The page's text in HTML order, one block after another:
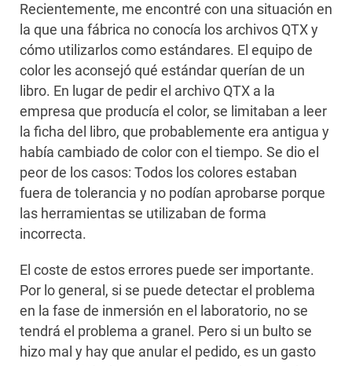
Recientemente, me encontré con una situación en
la que una fábrica no conocía los archivos QTX y
cómo utilizarlos como estándares. El equipo de
color les aconsejó qué estándar querían de un
libro. En lugar de pedir el archivo QTX a la
empresa que producía el color, se limitaban a leer
la ficha del libro, que probablemente era antigua y
había cambiado de color con el tiempo. Se dio el
peor de los casos: Todos los colores estaban
fuera de tolerancia y no podían aprobarse porque
las herramientas se utilizaban de forma
incorrecta.
El coste de estos errores puede ser importante.
Por lo general, si se puede detectar el problema
en la fase de inmersión en el laboratorio, no se
tendrá el problema a granel. Pero si un bulto se
hizo mal y hay que anular el pedido, es un gasto